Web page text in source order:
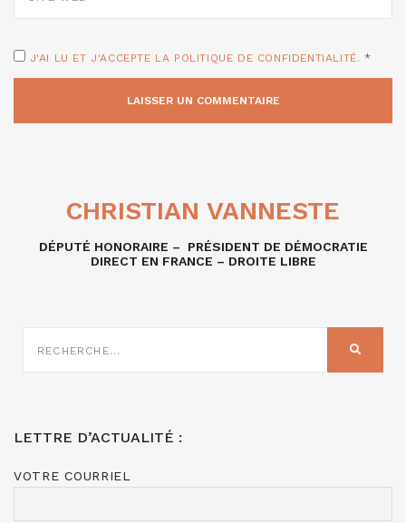
J'AI LU ET J'ACCEPTE LA POLITIQUE DE CONFIDENTIALITÉ. *
CHRISTIAN VANNESTE
DÉPUTÉ HONORAIRE – PRÉSIDENT DE DÉMOCRATIE
DIRECT EN FRANCE – DROITE LIBRE
SUR
LETTRE D’ACTUALITÉ :
VOTRE COURRIEL